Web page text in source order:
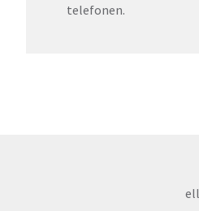
telefonen.